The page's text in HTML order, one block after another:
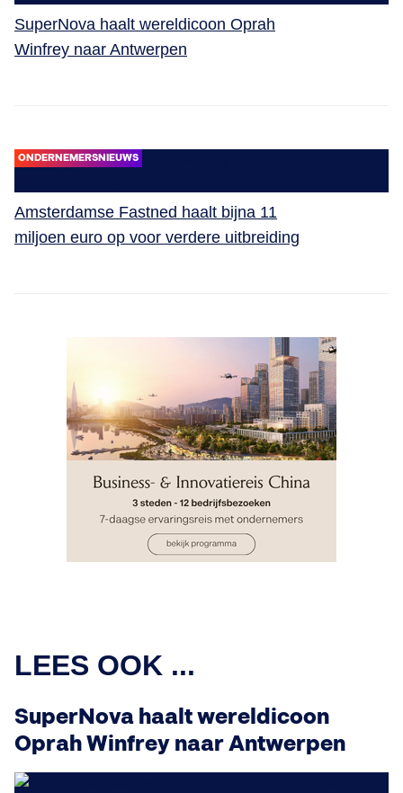
SuperNova haalt wereldicoon Oprah
Winfrey naar Antwerpen
ONDERNEMERSNIEUWS
Amsterdamse Fastned haalt bijna 11
miljoen euro op voor verdere uitbreiding
LEES OOK ...
SuperNova haalt wereldicoon
Oprah Winfrey naar Antwerpen